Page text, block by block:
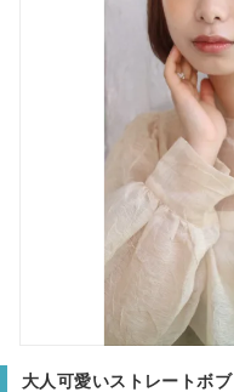
大人可愛いストレートボブ